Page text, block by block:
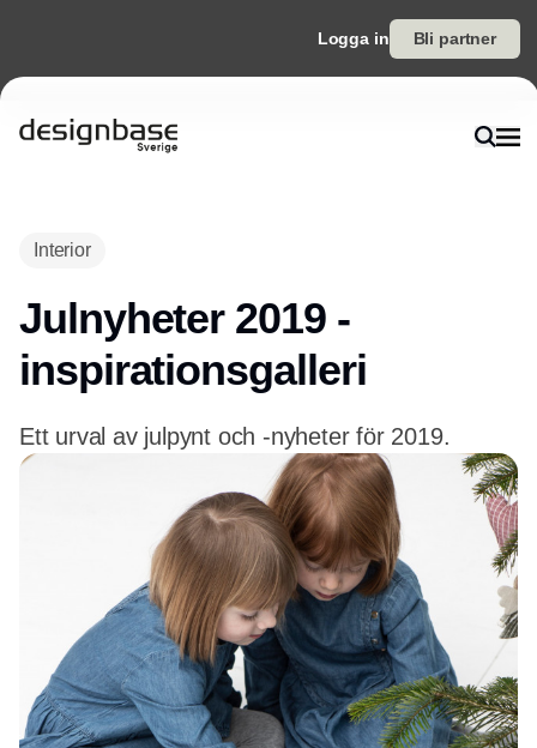
Logga in Bli partner
Interior
Julnyheter 2019 -
inspirationsgalleri
Ett urval av julpynt och -nyheter för 2019.